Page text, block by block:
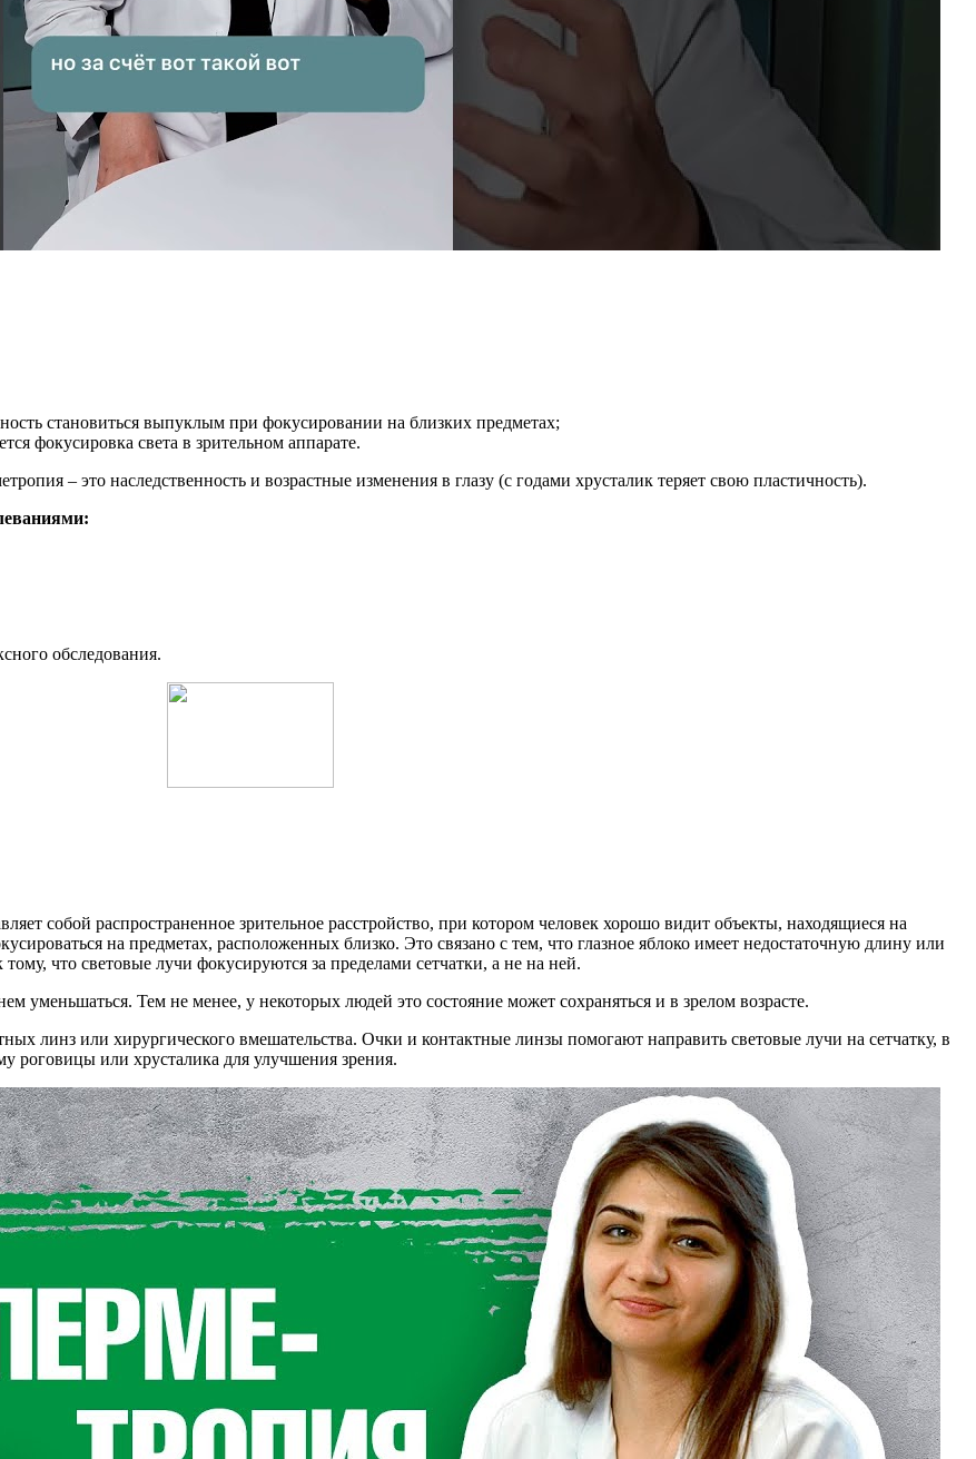
становиться выпуклым при фокусировании на близких предметах;
фокусировка света в зрительном аппарате.
– это наследственность и возрастные изменения в глазу (с годами хрусталик теряет свою пластичность).
обследования.
собой распространенное зрительное расстройство, при котором человек хорошо видит объекты, находящиеся на
на предметах, расположенных близко. Это связано с тем, что глазное яблоко имеет недостаточную длину или
что световые лучи фокусируются за пределами сетчатки, а не на ней.
уменьшаться. Тем не менее, у некоторых людей это состояние может сохраняться и в зрелом возрасте.
линз или хирургического вмешательства. Очки и контактные линзы помогают направить световые лучи на сетчатку, в
роговицы или хрусталика для улучшения зрения.